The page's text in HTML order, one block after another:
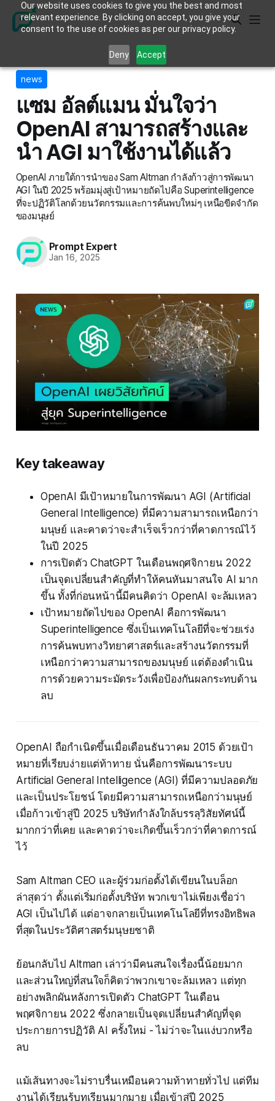
Our website uses cookies to give you the best and most
relevant experience. By clicking on accept, you give your
consent to the use of cookies as per our privacy policy.
Deny Accept
news
แซม อัลต์แมน มั่นใจว่า
OpenAI สามารถสร้างและ
นำ AGI มาใช้งานได้แล้ว
OpenAI ภายใต้การนำของ Sam Altman กำลังก้าวสู่การพัฒนา
AGI ในปี 2025 พร้อมมุ่งสู่เป้าหมายถัดไปคือ Superintelligence
ที่จะปฏิวัติโลกด้วยนวัตกรรมและการค้นพบใหม่ๆ เหนือขีดจำกัด
ของมนุษย์
Prompt Expert
Jan 16, 2025
Key takeaway
OpenAI มีเป้าหมายในการพัฒนา AGI (Artificial
General Intelligence) ที่มีความสามารถเหนือกว่า
มนุษย์ และคาดว่าจะสำเร็จเร็วกว่าที่คาดการณ์ไว้
ในปี 2025
การเปิดตัว ChatGPT ในเดือนพฤศจิกายน 2022
เป็นจุดเปลี่ยนสำคัญที่ทำให้คนหันมาสนใจ AI มาก
ขึ้น ทั้งที่ก่อนหน้านี้มีคนคิดว่า OpenAI จะล้มเหลว
เป้าหมายถัดไปของ OpenAI คือการพัฒนา
Superintelligence ซึ่งเป็นเทคโนโลยีที่จะช่วยเร่ง
การค้นพบทางวิทยาศาสตร์และสร้างนวัตกรรมที่
เหนือกว่าความสามารถของมนุษย์ แต่ต้องดำเนิน
การด้วยความระมัดระวังเพื่อป้องกันผลกระทบด้าน
ลบ
OpenAI ถือกำเนิดขึ้นเมื่อเดือนธันวาคม 2015 ด้วยเป้า
หมายที่เรียบง่ายแต่ท้าทาย นั่นคือการพัฒนาระบบ
Artificial General Intelligence (AGI) ที่มีความปลอดภัย
และเป็นประโยชน์ โดยมีความสามารถเหนือกว่ามนุษย์
เมื่อก้าวเข้าสู่ปี 2025 บริษัทกำลังใกล้บรรลุวิสัยทัศน์นี้
มากกว่าที่เคย และคาดว่าจะเกิดขึ้นเร็วกว่าที่คาดการณ์
ไว้
Sam Altman CEO และผู้ร่วมก่อตั้งได้เขียนในบล็อก
ล่าสุดว่า ตั้งแต่เริ่มก่อตั้งบริษัท พวกเขาไม่เพียงเชื่อว่า
AGI เป็นไปได้ แต่อาจกลายเป็นเทคโนโลยีที่ทรงอิทธิพล
ที่สุดในประวัติศาสตร์มนุษยชาติ
ย้อนกลับไป Altman เล่าว่ามีคนสนใจเรื่องนี้น้อยมาก
และส่วนใหญ่ที่สนใจก็คิดว่าพวกเขาจะล้มเหลว แต่ทุก
อย่างพลิกผันหลังการเปิดตัว ChatGPT ในเดือน
พฤศจิกายน 2022 ซึ่งกลายเป็นจุดเปลี่ยนสำคัญที่จุด
ประกายการปฏิวัติ AI ครั้งใหม่ - ไม่ว่าจะในแง่บวกหรือ
ลบ
แม้เส้นทางจะไม่ราบรื่นเหมือนความท้าทายทั่วไป แต่ทีม
งานได้เรียนรู้บทเรียนมากมาย เมื่อเข้าสู่ปี 2025